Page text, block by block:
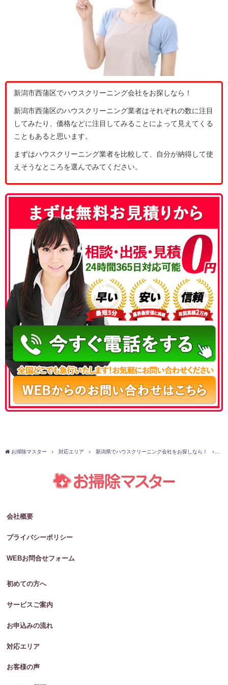
新潟市西蒲区でハウスクリーニング会社をお探しなら！
新潟市西蒲区のハウスクリーニング業者はそれぞれの数に注目
してみたり、価格などに注目してみることによって見えてくる
こともあると思います。
まずはハウスクリーニング業者を比較して、自分が納得して使
えそうなところを選んでみてください。
050-3177-5687
お掃除マスター 対応エリア 新潟県でハウスクリーニング会社をお探しなら！
会社概要
プライバシーポリシー
WEBお問合せフォーム
初めての方へ
サービスご案内
お申込みの流れ
対応エリア
お客様の声